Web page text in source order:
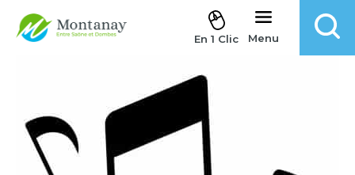
Aller au contenu
En 1 Clic Menu